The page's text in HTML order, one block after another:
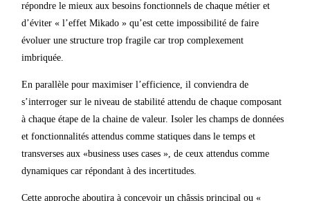
répondre le mieux aux besoins fonctionnels de chaque métier et
d’éviter « l’effet Mikado » qu’est cette impossibilité de faire
évoluer une structure trop fragile car trop complexement
imbriquée.
En parallèle pour maximiser l’efficience, il conviendra de
s’interroger sur le niveau de stabilité attendu de chaque composant
à chaque étape de la chaine de valeur. Isoler les champs de données
et fonctionnalités attendus comme statiques dans le temps et
transverses aux «business uses cases », de ceux attendus comme
dynamiques car répondant à des incertitudes.
Cette approche aboutira à concevoir un châssis principal ou «